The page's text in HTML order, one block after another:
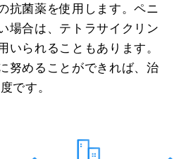
抗菌薬を使用します。ペニ
場合は、テトラサイクリン
いられることもあります。
努めることができれば、治
です。